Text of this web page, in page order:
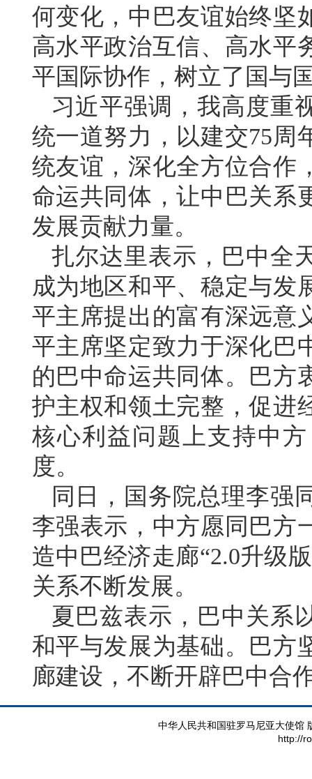
何变化，中巴友谊始终坚
高水平政治互信、高水平
平国际协作，树立了国与
习近平强调，我高度重
统一道努力，以建交75周
统友谊，深化全方位合作
命运共同体，让中巴关系
发展贡献力量。
扎尔达里表示，巴中全
成为地区和平、稳定与发
平主席提出的富有深远意
平主席坚定致力于深化巴
的巴中命运共同体。巴方
护主权和领土完整，促进
核心利益问题上支持中
度。
同日，国务院总理李强
李强表示，中方愿同巴方
造中巴经济走廊“2.0升级
关系不断发展。
夏巴兹表示，巴中关系
和平与发展为基础。巴方
廊建设，不断开辟巴中合
中华人民共和国驻罗马尼亚大使馆
http://